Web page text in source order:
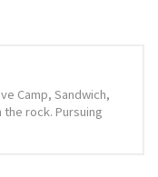
Camp, Sandwich,
rock. Pursuing